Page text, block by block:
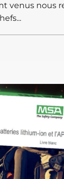
venus nous